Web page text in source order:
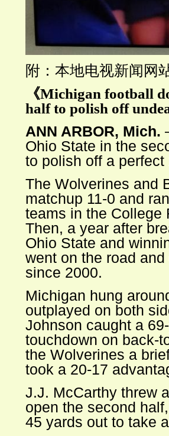
附：本地电视新闻网
《Michigan football
half to polish off
ANN ARBOR, Mich.
Ohio State in the
to polish off a
The Wolverines and
matchup 11-0 and
teams in the College
Then, a year after
Ohio State and
went on the road
since 2000.
Michigan hung
outplayed on both
Johnson caught a
touchdown on back-
the Wolverines a
took a 20-17
J.J. McCarthy threw
open the second
45 yards out to take